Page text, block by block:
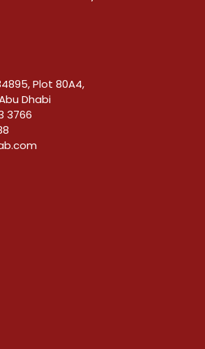
Plot 80A4,
Dhabi
3766